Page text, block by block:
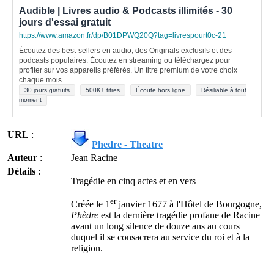
Audible | Livres audio & Podcasts illimités - 30
jours d'essai gratuit
https://www.amazon.fr/dp/B01DPWQ20Q?tag=livrespourt0c-21
Écoutez des best-sellers en audio, des Originals exclusifs et des
podcasts populaires. Écoutez en streaming ou téléchargez pour
profiter sur vos appareils préférés. Un titre premium de votre choix
chaque mois.
30 jours gratuits 500K+ titres Écoute hors ligne
Résiliable à tout
moment
URL :
Phedre - Theatre
Auteur :
Jean Racine
Détails :
Tragédie en cinq actes et en vers
Créée le 1 erjanvier 1677 à l'Hôtel de Bourgogne,
Phèdre est la dernière tragédie profane de Racine
avant un long silence de douze ans au cours
duquel il se consacrera au service du roi et à la
religion.